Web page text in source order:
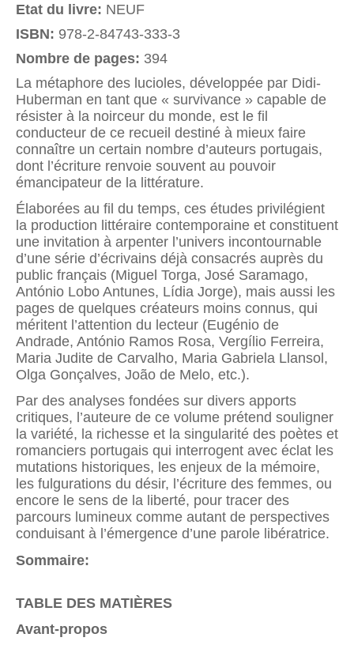
Etat du livre: NEUF
ISBN: 978-2-84743-333-3
Nombre de pages: 394
La métaphore des lucioles, développée par Didi-
Huberman en tant que « survivance » capable de
résister à la noirceur du monde, est le fil
conducteur de ce recueil destiné à mieux faire
connaître un certain nombre d’auteurs portugais,
dont l’écriture renvoie souvent au pouvoir
émancipateur de la littérature.
Élaborées au fil du temps, ces études privilégient
la production littéraire contemporaine et constituent
une invitation à arpenter l’univers incontournable
d’une série d’écrivains déjà consacrés auprès du
public français (Miguel Torga, José Saramago,
António Lobo Antunes, Lídia Jorge), mais aussi les
pages de quelques créateurs moins connus, qui
méritent l’attention du lecteur (Eugénio de
Andrade, António Ramos Rosa, Vergílio Ferreira,
Maria Judite de Carvalho, Maria Gabriela Llansol,
Olga Gonçalves, João de Melo, etc.).
Par des analyses fondées sur divers apports
critiques, l’auteure de ce volume prétend souligner
la variété, la richesse et la singularité des poètes et
roman­ciers portugais qui interrogent avec éclat les
mutations historiques, les enjeux de la mémoire,
les fulgurations du désir, l’écriture des femmes, ou
encore le sens de la liberté, pour tracer des
parcours lumineux comme autant de perspectives
conduisant à l’émergence d’une parole libératrice.
Sommaire:
TABLE DES MATIÈRES
Avant-propos